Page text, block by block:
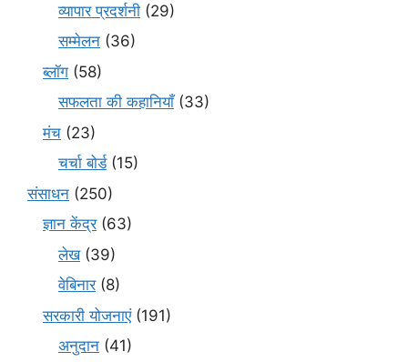
व्यापार प्रदर्शनी (29)
सम्मेलन (36)
ब्लॉग (58)
सफलता की कहानियाँ(33)
मंच (23)
चर्चा बोर्ड(15)
संसाधन (250)
ज्ञान केंद्र(63)
लेख(39)
वेबिनार(8)
सरकारी योजनाएं(191)
अनुदान (41)